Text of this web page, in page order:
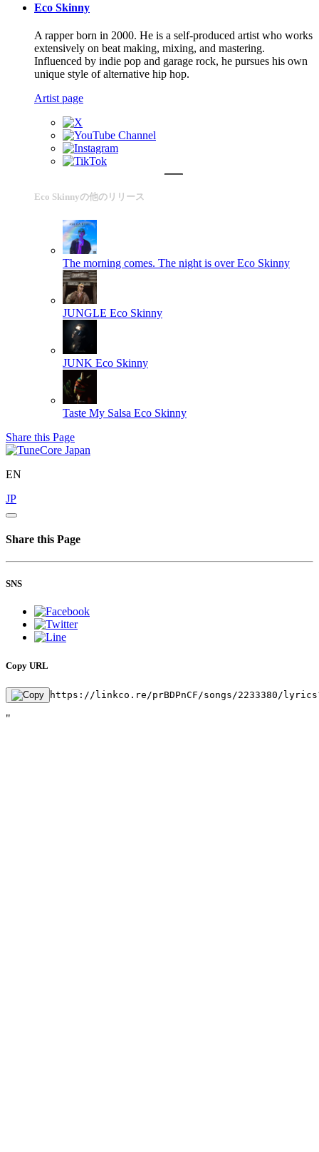
Eco Skinny
A rapper born in 2000. He is a self-produced artist who works
extensively on beat making, mixing, and mastering.
Influenced by indie pop and garage rock, he pursues his own
unique style of alternative hip hop.
Artist page
Eco Skinnyの他のリリース
The morning comes. The night is over Eco Skinny
JUNGLE Eco Skinny
JUNK Eco Skinny
Taste My Salsa Eco Skinny
Share this Page
EN
JP
Share this Page
SNS
Copy URL
https://linkco.re/prBDPnCF/songs/2233380/
"